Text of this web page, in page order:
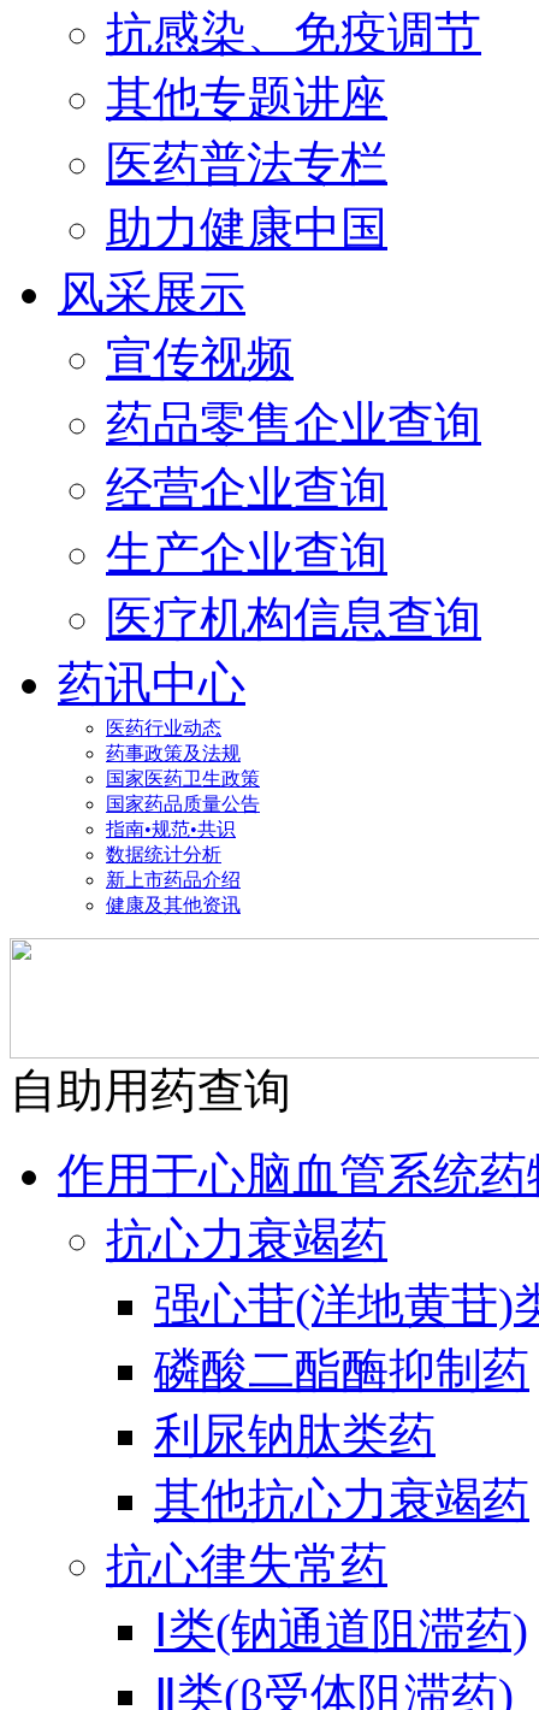
抗感染、免疫调节
其他专题讲座
医药普法专栏
助力健康中国
风采展示
宣传视频
药品零售企业查询
经营企业查询
生产企业查询
医疗机构信息查询
药讯中心
医药行业动态
药事政策及法规
国家医药卫生政策
国家药品质量公告
指南•规范•共识
数据统计分析
新上市药品介绍
健康及其他资讯
自助用药查询
作用于心脑血管系统药
抗心力衰竭药
强心苷(洋地黄苷)
磷酸二酯酶抑制药
利尿钠肽类药
其他抗心力衰竭药
抗心律失常药
Ⅰ类(钠通道阻滞药)
Ⅱ类(β受体阻滞药)